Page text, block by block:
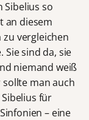
Sibelius so
an diesem
vergleichen
Sie sind da, sie
niemand weiß
man auch
für
– eine